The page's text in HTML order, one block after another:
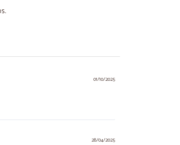
01/10/2025
28/04/2025